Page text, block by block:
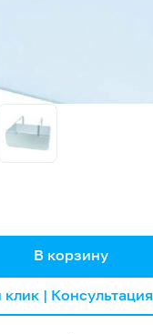
В корзину
| Консультация